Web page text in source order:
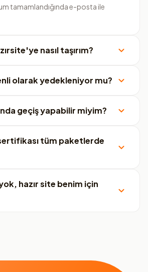
tamamlandığında e-posta ile
nasıl taşırım?
olarak yedekleniyor mu?
geçiş yapabilir miyim?
tüm paketlerde
hazır site benim için